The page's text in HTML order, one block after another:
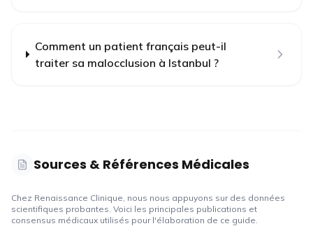
Comment un patient français peut-il
traiter sa malocclusion à Istanbul ?
Sources & Références Médicales
Chez Renaissance Clinique, nous nous appuyons sur des données
scientifiques probantes. Voici les principales publications et
consensus médicaux utilisés pour l'élaboration de ce guide.